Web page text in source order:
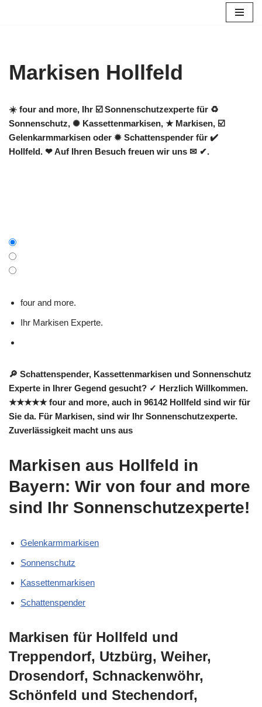
Markisen Hollfeld
☀️ four and more, Ihr ☑️ Sonnenschutzexperte für ♻
Sonnenschutz, ✺ Kassettenmarkisen, ★ Markisen, ☑️
Gelenkarmmarkisen oder ✹ Schattenspender für ✔️
Hollfeld. ❤ Auf Ihren Besuch freuen wir uns ✉ ✔.
four and more.
Ihr Markisen Experte.
🔎 Schattenspender, Kassettenmarkisen und Sonnenschutz
Experte in Ihrer Gegend gesucht? ✓ Herzlich Willkommen.
★★★★★ four and more, auch in 96142 Hollfeld sind wir für
Sie da. Für Markisen, sind wir Ihr Sonnenschutzexperte.
Zuverlässigkeit macht uns aus
Markisen aus Hollfeld in
Bayern: Wir von four and more
sind Ihr Sonnenschutzexperte!
Gelenkarmmarkisen
Sonnenschutz
Kassettenmarkisen
Schattenspender
Markisen für Hollfeld und
Treppendorf, Utzbürg, Weiher,
Drosendorf, Schnackenwöhr,
Schönfeld und Stechendorf,